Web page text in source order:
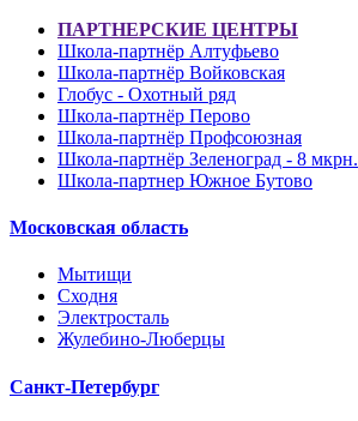
ПАРТНЕРСКИЕ ЦЕНТРЫ
Школа-партнёр Алтуфьево
Школа-партнёр Войковская
Глобус - Охотный ряд
Школа-партнёр Перово
Школа-партнёр Профсоюзная
Школа-партнёр Зеленоград - 8 мкрн.
Школа-партнер Южное Бутово
Московская область
Мытищи
Сходня
Электросталь
Жулебино-Люберцы
Санкт-Петербург